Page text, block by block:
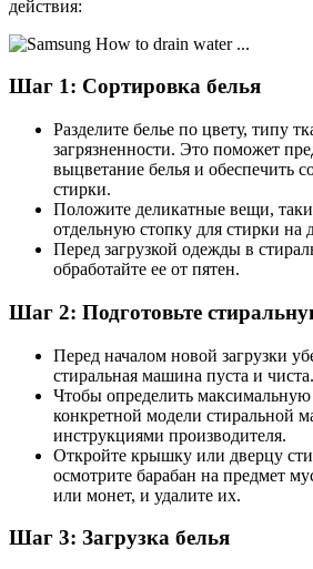
действия:
Шаг 1: Сортировка белья
Разделите белье по цвету, типу
загрязненности. Это поможет
выцветание белья и обеспечить
стирки.
Положите деликатные вещи,
отдельную стопку для стирки на
Перед загрузкой одежды в
обработайте ее от пятен.
Шаг 2: Подготовьте
Перед началом новой загрузки
стиральная машина пуста и чиста.
Чтобы определить максимальную
конкретной модели стиральной
инструкциями производителя.
Откройте крышку или дверцу
осмотрите барабан на предмет
или монет, и удалите их.
Шаг 3: Загрузка белья